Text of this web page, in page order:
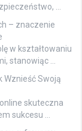
…
– znaczenie
w kształtowaniu
stanowiąc …
Wznieść Swoją
skuteczna
sukcesu …